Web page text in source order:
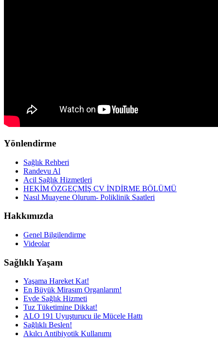
Yönlendirme
Sağlık Rehberi
Randevu Al
Acil Sağlık Hizmetleri
HEKİM ÖZGEÇMİŞ CV İNDİRME BÖLÜMÜ
Nasıl Muayene Olurum- Poliklinik Saatleri
Hakkımızda
Genel Bilgilendirme
Videolar
Sağlıklı Yaşam
Yaşama Hareket Kat!
En Büyük Mirasım Organlarım!
Evde Sağlık Hizmeti
Tuz Tüketimine Dikkat!
ALO 191 Uyuşturucu ile Mücele Hattı
Sağlıklı Beslen!
Akılcı Antibiyotik Kullanımı